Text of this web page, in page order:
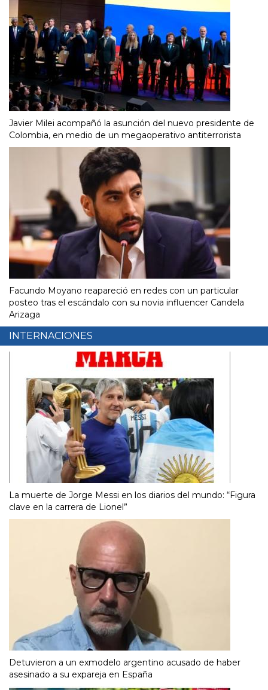
Javier Milei acompañó la asunción del nuevo presidente de
Colombia, en medio de un megaoperativo antiterrorista
Facundo Moyano reapareció en redes con un particular
posteo tras el escándalo con su novia influencer Candela
Arizaga
INTERNACIONES
La muerte de Jorge Messi en los diarios del mundo: “Figura
clave en la carrera de Lionel”
Detuvieron a un exmodelo argentino acusado de haber
asesinado a su expareja en España